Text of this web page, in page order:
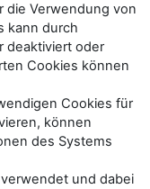
die Verwendung von
kann durch
deaktiviert oder
Cookies können
Cookies für
können
des Systems
und dabei